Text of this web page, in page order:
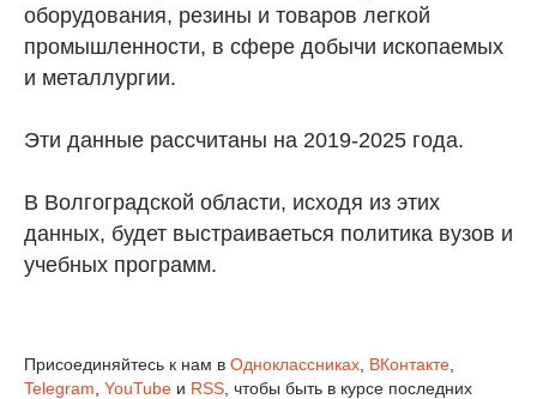
оборудования, резины и товаров легкой
промышленности, в сфере добычи ископаемых
и металлургии.
Эти данные рассчитаны на 2019-2025 года.
В Волгоградской области, исходя из этих
данных, будет выстраиваеться политика вузов и
учебных программ.
Присоединяйтесь к нам в Одноклассниках ВКонтакте
Telegram YouTube и RSS , чтобы быть в курсе последних